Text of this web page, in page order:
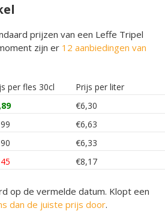
prijzen van een Leffe Tripel
zijn er 12 aanbiedingen van
per fles 30cl
Prijs per liter
€6,30
€6,63
€6,33
€8,17
op de vermelde datum. Klopt een
dan de juiste prijs door.